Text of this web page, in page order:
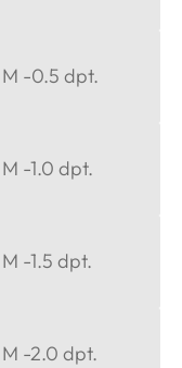
-0.5 dpt.
-1.0 dpt.
-1.5 dpt.
-2.0 dpt.